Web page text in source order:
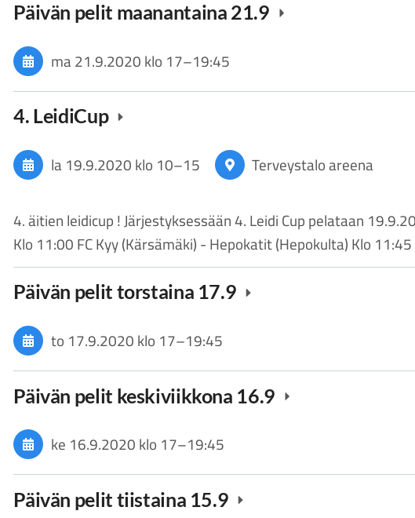
Päivän pelit maanantaina 21.9
ma 21.9.2020klo 17–19:45
4. LeidiCup
la 19.9.2020klo 10–15
Terveystalo areena
4. äitien leidicup ! Järjestyksessään 4. Leidi Cup pelataan
Klo 11:00 FC Kyy (Kärsämäki) - Hepokatit (Hepokulta) Klo
Päivän pelit torstaina 17.9
to 17.9.2020klo 17–19:45
Päivän pelit keskiviikkona 16.9
ke 16.9.2020klo 17–19:45
Päivän pelit tiistaina 15.9